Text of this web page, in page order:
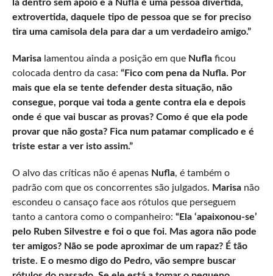
lá dentro sem apoio e a Nufla é uma pessoa divertida,
extrovertida, daquele tipo de pessoa que se for preciso
tira uma camisola dela para dar a um verdadeiro amigo.”
Marisalamentou ainda a posição em que Nuflaficou
colocada dentro da casa: “Fico com pena da Nufla. Por
mais que ela se tente defender desta situação, não
consegue, porque vai toda a gente contra ela e depois
onde é que vai buscar as provas? Como é que ela pode
provar que não gosta? Fica num patamar complicado e é
triste estar a ver isto assim.”
O alvo das críticas não é apenas Nufla, é também o
padrão com que os concorrentes são julgados. Marisanão
escondeu o cansaço face aos rótulos que perseguem
tanto a cantora como o companheiro: “Ela ‘apaixonou-se’
pelo Ruben Silvestre e foi o que foi. Mas agora não pode
ter amigos? Não se pode aproximar de um rapaz? É tão
triste. E o mesmo digo do Pedro, vão sempre buscar